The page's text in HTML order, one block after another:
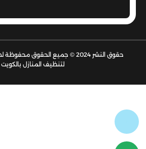
حقوق النشر 2024 © جميع الحقوق
لتنظيف المنازل بالكويت